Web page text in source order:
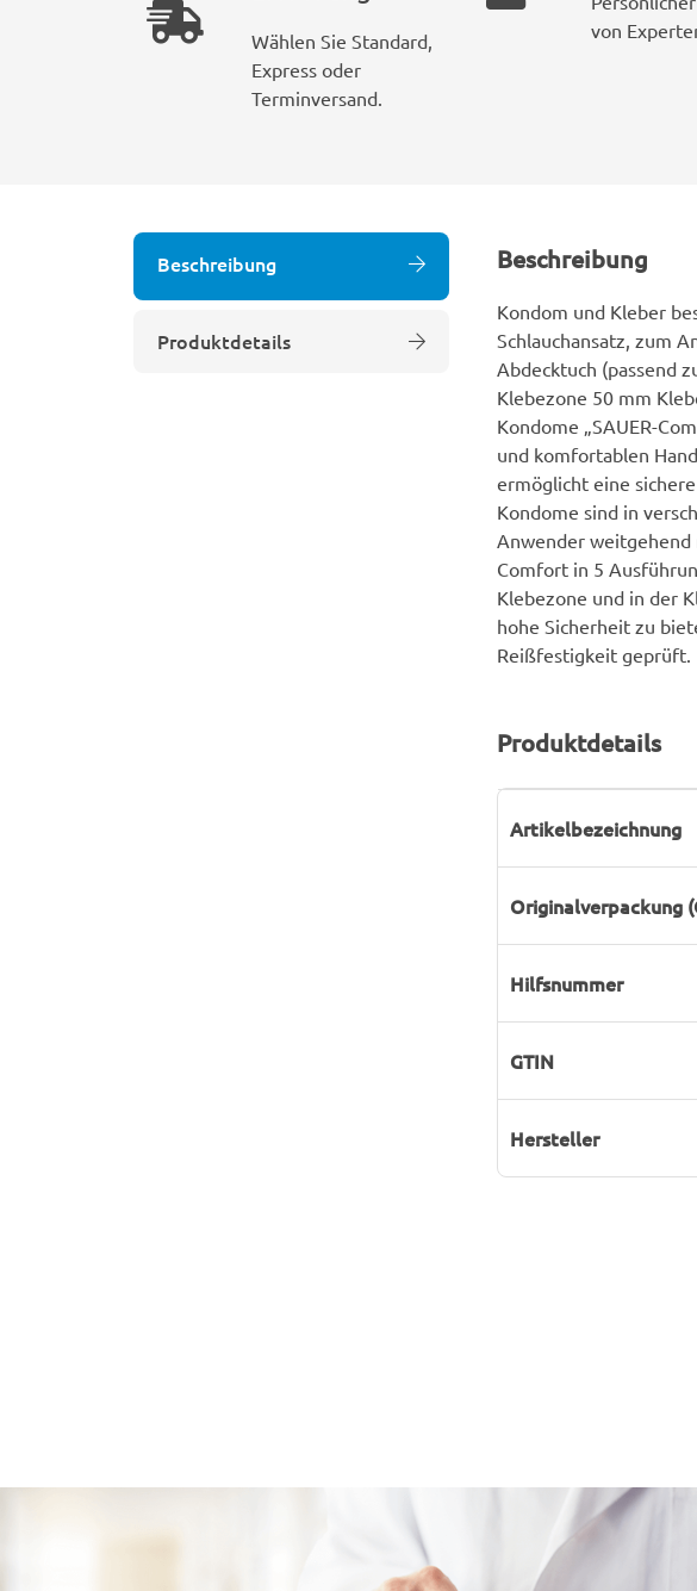
Wählen Sie Standard,
Express oder
Terminversand.
von
Beschreibung
Produktdetails
Beschreibung
Kondom und Kleber
Schlauchansatz, zum
Abdecktuch (passend
Klebezone 50 mm
Kondome „SAUER-
und komfortablen
ermöglicht eine
Kondome sind in
Anwender weitgehend
Comfort in 5
Klebezone und in der
hohe Sicherheit zu
Reißfestigkeit geprüft.
Produktdetails
Artikelbezeichnung
Originalverpackung
Hilfsnummer
GTIN
Hersteller